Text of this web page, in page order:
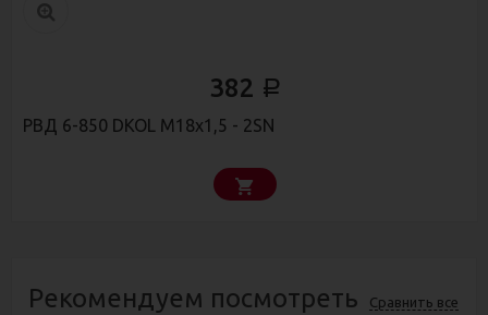
382 Р
РВД 6-850 DKOL М18x1,5 - 2SN
Рекомендуем посмотреть Сравнить все